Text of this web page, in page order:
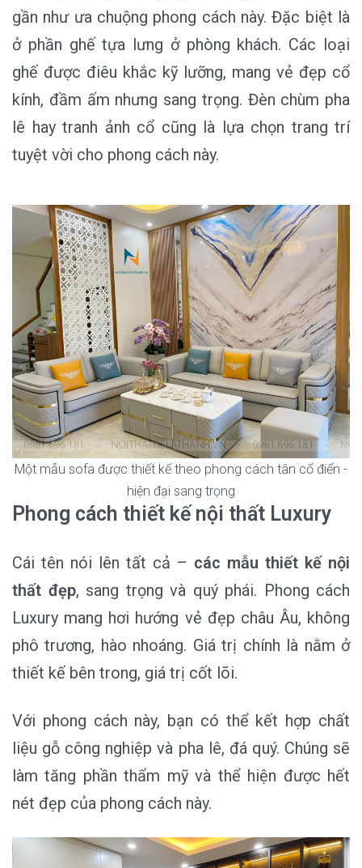
gần như ưa chuộng phong cách này. Đặc biệt là
ở phần ghế tựa lưng ở phòng khách. Các loại
ghế được điêu khắc kỹ lưỡng, mang vẻ đẹp cổ
kính, đầm ấm nhưng sang trọng. Đèn chùm pha
lê hay tranh ảnh cổ cũng là lựa chọn trang trí
tuyệt vời cho phong cách này.
Một mẫu sofa được thiết kế theo phong cách tân cổ điển -
hiện đại sang trọng
Phong cách thiết kế nội thất Luxury
Cái tên nói lên tất cả – các mẫu thiết kế nội
thất đẹp, sang trọng và quý phái. Phong cách
Luxury mang hơi hướng vẻ đẹp châu Âu, không
phô trương, hào nhoáng. Giá trị chính là nằm ở
thiết kế bên trong, giá trị cốt lõi.
Với phong cách này, bạn có thể kết hợp chất
liệu gỗ công nghiệp và pha lê, đá quý. Chúng sẽ
làm tăng phần thẩm mỹ và thể hiện được hết
nét đẹp của phong cách này.